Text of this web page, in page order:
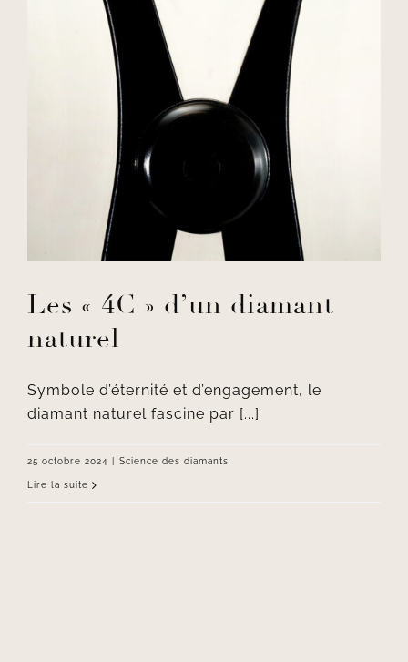
Les « 4C » d’un diamant
naturel
Symbole d’éternité et d’engagement, le
diamant naturel fascine par [...]
25 octobre 2024 Science des diamants
Lire la suite